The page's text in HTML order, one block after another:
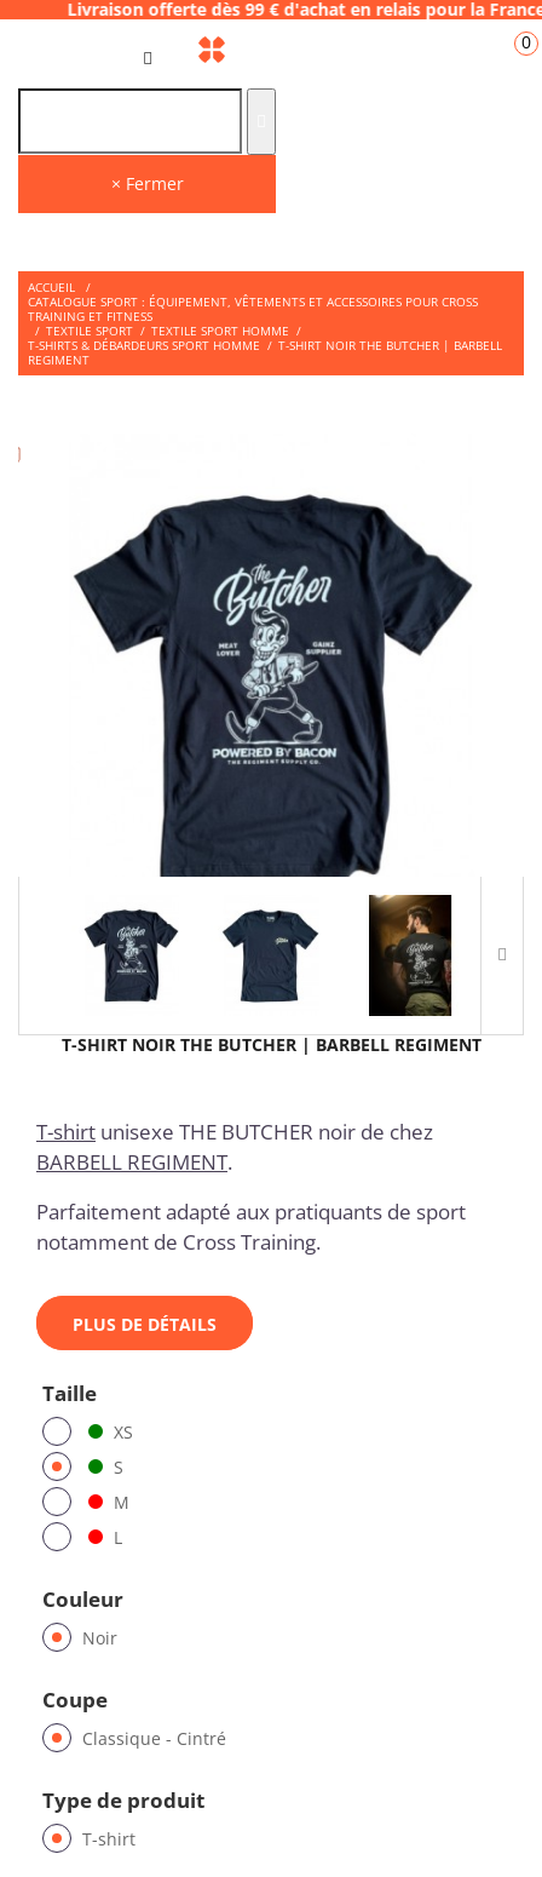
offerte dès 99 € d'achat en relais
× Fermer
0
ACCUEIL
/
CATALOGUE SPORT : ÉQUIPEMENT, VÊTEMENTS ET ACCESSOIRES POUR CROSS
TRAINING ET FITNESS
/ TEXTILE SPORT / TEXTILE SPORT HOMME /
T-SHIRTS & DÉBARDEURS SPORT HOMME / T-SHIRT NOIR THE BUTCHER | BARBELL
REGIMENT
T-SHIRT NOIR THE BUTCHER | BARBELL REGIMENT
T-shirt unisexe THE BUTCHER noir de chez
BARBELL REGIMENT.
Parfaitement adapté aux pratiquants de sport
notamment de Cross Training.
PLUS DE DÉTAILS
Taille
XS
S
M
L
Couleur
Noir
Coupe
Classique - Cintré
Type de produit
T-shirt